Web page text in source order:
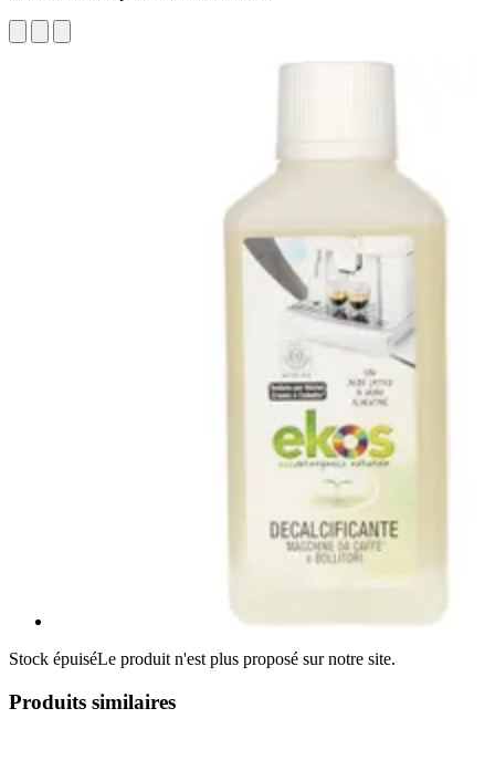
Stock épuiséLe produit n'est plus proposé sur notre site.
Produits similaires